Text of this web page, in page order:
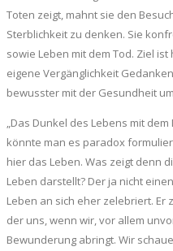
Toten zeigt, mahnt sie den
Sterblichkeit zu denken. Sie
sowie Leben mit dem Tod. Ziel
eigene Vergänglichkeit
bewusster mit der Gesundheit
„Das Dunkel des Lebens mit
könnte man es paradox
hier das Leben. Was zeigt denn
Leben darstellt? Der ja nicht
Leben an sich eher zelebriert. Er
der uns, wenn wir, vor allem
Bewunderung abringt. Wir